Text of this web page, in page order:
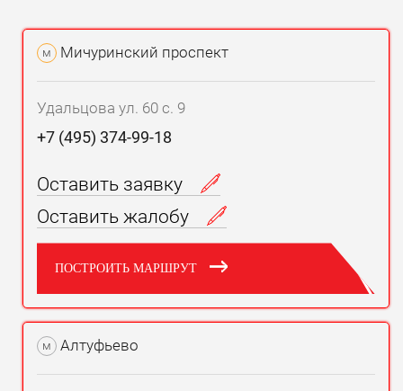
м Мичуринский проспект
Удальцова ул. 60 с. 9
+7 (495) 374-99-18
Оставить заявку
Оставить жалобу
ПОСТРОИТЬ МАРШРУТ
м Алтуфьево